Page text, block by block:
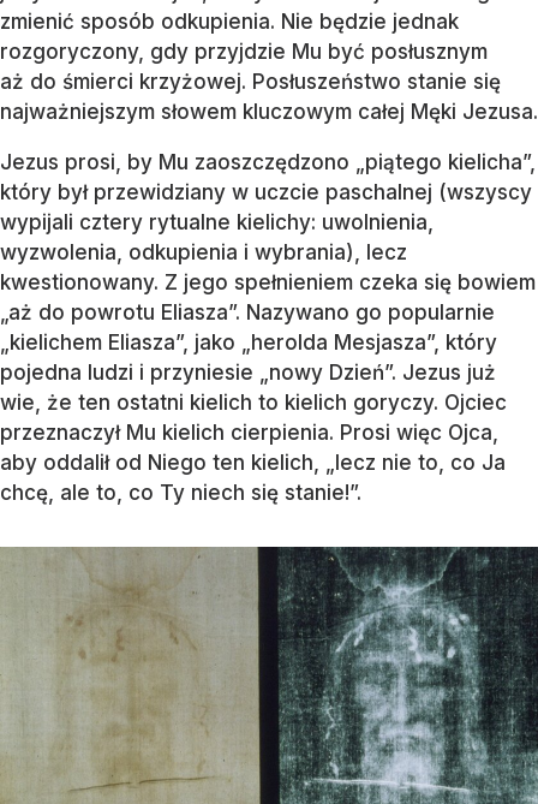
zmienić sposób odkupienia. Nie będzie jednak
rozgoryczony, gdy przyjdzie Mu być posłusznym
aż do śmierci krzyżowej. Posłuszeństwo stanie się
najważniejszym słowem kluczowym całej Męki Jezusa.
Jezus prosi, by Mu zaoszczędzono „piątego kielicha”,
który był przewidziany w uczcie paschalnej (wszyscy
wypijali cztery rytualne kielichy: uwolnienia,
wyzwolenia, odkupienia i wybrania), lecz
kwestionowany. Z jego spełnieniem czeka się bowiem
„aż do powrotu Eliasza”. Nazywano go popularnie
„kielichem Eliasza”, jako „herolda Mesjasza”, który
pojedna ludzi i przyniesie „nowy Dzień”. Jezus już
wie, że ten ostatni kielich to kielich goryczy. Ojciec
przeznaczył Mu kielich cierpienia. Prosi więc Ojca,
aby oddalił od Niego ten kielich, „lecz nie to, co Ja
chcę, ale to, co Ty niech się stanie!”.